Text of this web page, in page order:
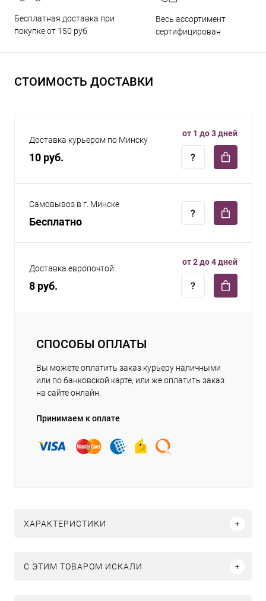
Бесплатная доставка при
покупке от 150 руб
Весь ассортимент
сертифицирован
СТОИМОСТЬ ДОСТАВКИ
Доставка курьером по Минску
10 руб.
от 1 до 3 дней
Самовывоз в г. Минске
Бесплатно
Доставка европочтой
8 руб.
от 2 до 4 дней
СПОСОБЫ ОПЛАТЫ
Вы можете оплатить заказ курьеру наличными
или по банковской карте, или же оплатить заказ
на сайте онлайн.
Принимаем к оплате
ХАРАКТЕРИСТИКИ
C ЭТИМ ТОВАРОМ ИСКАЛИ